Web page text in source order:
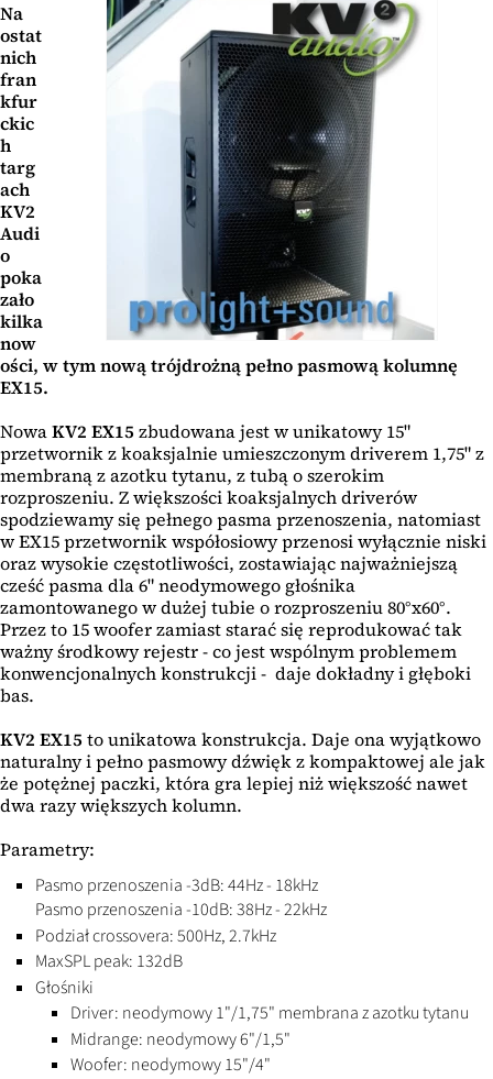
Na
ostat
nich
fran
kfur
ckic
h
targ
ach
KV2
Audi
o
poka
zało
kilka
now
ości, w tym nową trójdrożną pełno pasmową kolumnę
EX15.
NowaKV2 EX15 zbudowana jest w unikatowy 15"
przetwornik z koaksjalnie umieszczonym driverem 1,75" z
membraną z azotku tytanu, z tubą o szerokim
rozproszeniu. Z większości koaksjalnych driverów
spodziewamy się pełnego pasma przenoszenia, natomiast
w EX15 przetwornik współosiowy przenosi wyłącznie niski
oraz wysokie częstotliwości, zostawiając najważniejszą
cześć pasma dla 6" neodymowego głośnika
zamontowanego w dużej tubie o rozproszeniu 80°x60°.
Przez to 15 woofer zamiast starać się reprodukować tak
ważny środkowy rejestr - co jest wspólnym problemem
konwencjonalnych konstrukcji - daje dokładny i głęboki
bas.
KV2 EX15 to unikatowa konstrukcja. Daje ona wyjątkowo
naturalny i pełno pasmowy dźwięk z kompaktowej ale jak
że potężnej paczki, która gra lepiej niż większość nawet
dwa razy większych kolumn.
Parametry:
Pasmo przenoszenia -3dB: 44Hz - 18kHz
Pasmo przenoszenia -10dB: 38Hz - 22kHz
Podział crossovera: 500Hz, 2.7kHz
MaxSPL peak: 132dB
Głośniki
Driver: neodymowy 1"/1,75" membrana z azotku tytanu
Midrange: neodymowy 6"/1,5"
Woofer: neodymowy 15"/4"